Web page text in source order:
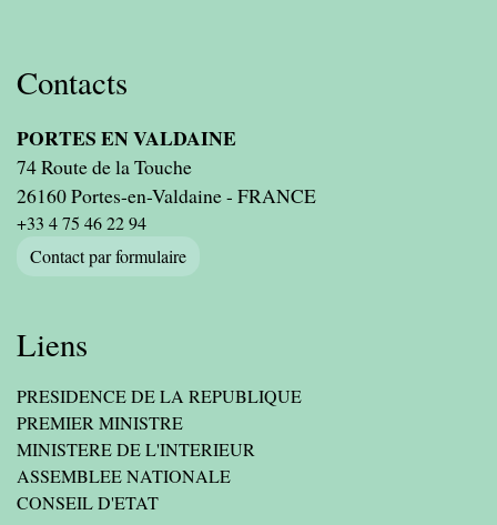
Contacts
PORTES EN VALDAINE
74 Route de la Touche
26160 Portes-en-Valdaine - FRANCE
+33 4 75 46 22 94
Contact par formulaire
Liens
PRESIDENCE DE LA REPUBLIQUE
PREMIER MINISTRE
MINISTERE DE L'INTERIEUR
ASSEMBLEE NATIONALE
CONSEIL D'ETAT